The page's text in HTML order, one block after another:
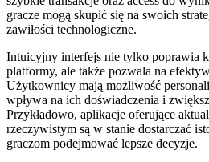
gracze mogą skupić się na swoich
zawiłości technologiczne.
Intuicyjny interfejs nie tylko poprawia
platformy, ale także pozwala na
Użytkownicy mają możliwość
wpływa na ich doświadczenia i
Przykładowo, aplikacje oferujące
rzeczywistym są w stanie dostarczać
graczom podejmować lepsze decyzje.